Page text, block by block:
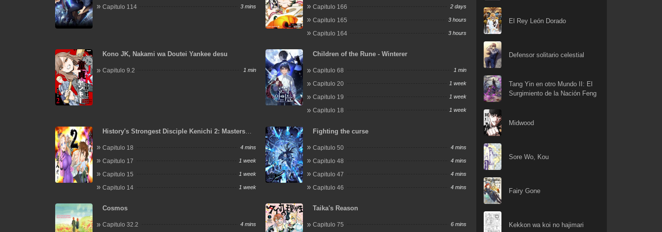
Capitulo 114 3 mins Capitulo 166 2 days
Capitulo 165 3 hours
Capitulo 164 3 hours
Kono JK, Nakami wa Doutei Yankee desu
Capitulo 9.2 1 min
Children of the Rune - Winterer
Capitulo 68 1 min
Capitulo 20 1 week
Capitulo 19 1 week
Capitulo 18 1 week
History's Strongest Disciple Kenichi 2: Masters
Capitulo 18 4 mins
Capitulo 17 1 week
Capitulo 15 1 week
Capitulo 14 1 week
Fighting the curse
Capitulo 50 4 mins
Capitulo 48 4 mins
Capitulo 47 4 mins
Capitulo 46 4 mins
Cosmos
Capitulo 32.2 4 mins
Taika's Reason
Capitulo 75 6 mins
El Rey León Dorado
Defensor solitario celestial
Tang Yin en otro Mundo II: El
Surgimiento de la Nación Feng
Midwood
Sore Wo, Kou
Fairy Gone
Kekkon wa koi no hajimari